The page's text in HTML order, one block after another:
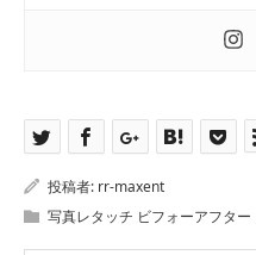
投稿者: rr-maxent
写真レタッチ ビフォーアフター